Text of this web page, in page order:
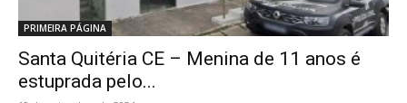
PRIMEIRA PÁGINA
Santa Quitéria CE – Menina de 11 anos é
estuprada pelo...